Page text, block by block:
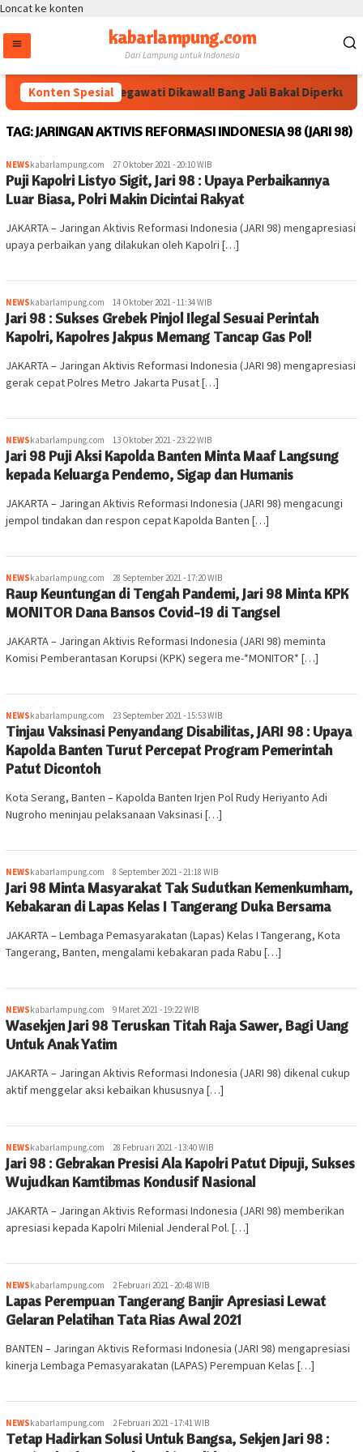
Loncat ke konten
kabarlampung.com
Dari Lampung untuk Indonesia
Konten Spesial
Arahan Megawati Dikawal! Bang Jali Bakal Diperkuat
TAG:JARINGAN AKTIVIS REFORMASI INDONESIA 98 (JARI 98)
NEWSkabarlampung.com 27 Oktober 2021 - 20:10 WIB
Puji Kapolri Listyo Sigit, Jari 98 : Upaya Perbaikannya
Luar Biasa, Polri Makin Dicintai Rakyat
JAKARTA – Jaringan Aktivis Reformasi Indonesia (JARI 98) mengapresiasi
upaya perbaikan yang dilakukan oleh Kapolri […]
NEWSkabarlampung.com 14 Oktober 2021 - 11:34 WIB
Jari 98 : Sukses Grebek Pinjol Ilegal Sesuai Perintah
Kapolri, Kapolres Jakpus Memang Tancap Gas Pol!
JAKARTA – Jaringan Aktivis Reformasi Indonesia (JARI 98) mengapresiasi
gerak cepat Polres Metro Jakarta Pusat […]
NEWSkabarlampung.com 13 Oktober 2021 - 23:22 WIB
Jari 98 Puji Aksi Kapolda Banten Minta Maaf Langsung
kepada Keluarga Pendemo, Sigap dan Humanis
JAKARTA – Jaringan Aktivis Reformasi Indonesia (JARI 98) mengacungi
jempol tindakan dan respon cepat Kapolda Banten […]
NEWSkabarlampung.com 28 September 2021 - 17:20 WIB
Raup Keuntungan di Tengah Pandemi, Jari 98 Minta KPK
MONITOR Dana Bansos Covid-19 di Tangsel
JAKARTA – Jaringan Aktivis Reformasi Indonesia (JARI 98) meminta
Komisi Pemberantasan Korupsi (KPK) segera me-*MONITOR* […]
NEWSkabarlampung.com 23 September 2021 - 15:53 WIB
Tinjau Vaksinasi Penyandang Disabilitas, JARI 98 : Upaya
Kapolda Banten Turut Percepat Program Pemerintah
Patut Dicontoh
Kota Serang, Banten – Kapolda Banten Irjen Pol Rudy Heriyanto Adi
Nugroho meninjau pelaksanaan Vaksinasi […]
NEWSkabarlampung.com 8 September 2021 - 21:18 WIB
Jari 98 Minta Masyarakat Tak Sudutkan Kemenkumham,
Kebakaran di Lapas Kelas I Tangerang Duka Bersama
JAKARTA – Lembaga Pemasyarakatan (Lapas) Kelas I Tangerang, Kota
Tangerang, Banten, mengalami kebakaran pada Rabu […]
NEWSkabarlampung.com 9 Maret 2021 - 19:22 WIB
Wasekjen Jari 98 Teruskan Titah Raja Sawer, Bagi Uang
Untuk Anak Yatim
JAKARTA – Jaringan Aktivis Reformasi Indonesia (JARI 98) dikenal cukup
aktif menggelar aksi kebaikan khususnya […]
NEWSkabarlampung.com 28 Februari 2021 - 13:40 WIB
Jari 98 : Gebrakan Presisi Ala Kapolri Patut Dipuji, Sukses
Wujudkan Kamtibmas Kondusif Nasional
JAKARTA – Jaringan Aktivis Reformasi Indonesia (JARI 98) memberikan
apresiasi kepada Kapolri Milenial Jenderal Pol. […]
NEWSkabarlampung.com 2 Februari 2021 - 20:48 WIB
Lapas Perempuan Tangerang Banjir Apresiasi Lewat
Gelaran Pelatihan Tata Rias Awal 2021
BANTEN – Jaringan Aktivis Reformasi Indonesia (JARI 98) mengapresiasi
kinerja Lembaga Pemasyarakatan (LAPAS) Perempuan Kelas […]
NEWSkabarlampung.com 2 Februari 2021 - 17:41 WIB
Tetap Hadirkan Solusi Untuk Bangsa, Sekjen Jari 98 :